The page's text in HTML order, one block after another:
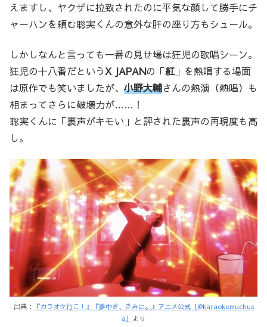
えますし、ヤクザに拉致されたのに平気な顔して勝手にチ
ャーハンを頼む聡実くんの意外な肝の座り方もシュール。
しかしなんと言っても一番の見せ場は狂児の歌唱シーン。
狂児の十八番だというX JAPANの「紅」を熱唱する場面
は原作でも笑いましたが、 小野大輔さんの熱演（熱唱）も
相まってさらに破壊力が……！
聡実くんに「裏声がキモい」と評された裏声の再現度も高
し。
出典：
『カラオケ行こ！』『夢中さ、きみに。』アニメ公式（@karaokemuchus
a） より